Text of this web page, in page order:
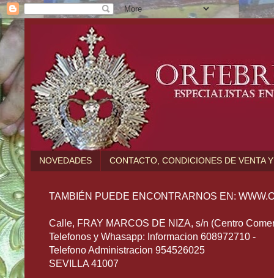
NOVEDADES CONTACTO, CONDICIONES DE VENTA
TAMBIÉN PUEDE ENCONTRARNOS EN:
Calle, FRAY MARCOS DE NIZA, s/n (Centro
Telefonos y Whasapp: Informacion 608972710 -
Telefono Administracion 954526025
SEVILLA 41007